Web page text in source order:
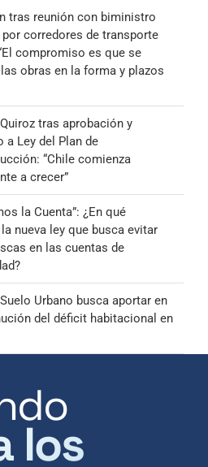
tras reunión con biministro
corredores de transporte
compromiso es que se
obras en la forma y plazos
tras aprobación y
a Ley del Plan de
“Chile comienza
a crecer”
la Cuenta”: ¿En qué
nueva ley que busca evitar
en las cuentas de
Urbano busca aportar en
del déficit habitacional en
los